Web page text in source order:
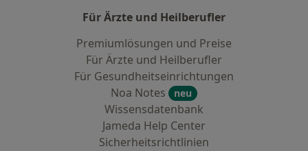
Für Ärzte und Heilberufler
Premiumlösungen und Preise
Für Ärzte und Heilberufler
Für Gesundheitseinrichtungen
Noa Notes
neu
Wissensdatenbank
Jameda Help Center
Sicherheitsrichtlinien